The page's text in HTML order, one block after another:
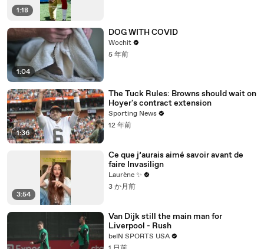
1:18
1:04
DOG WITH COVID
Wochit
5 年前
1:36
The Tuck Rules: Browns should wait on
Hoyer's contract extension
Sporting News
12 年前
3:54
Ce que j’aurais aimé savoir avant de
faire Invasilign
Laurène ✨
3 か月前
Van Dijk still the main man for
Liverpool - Rush
beIN SPORTS USA